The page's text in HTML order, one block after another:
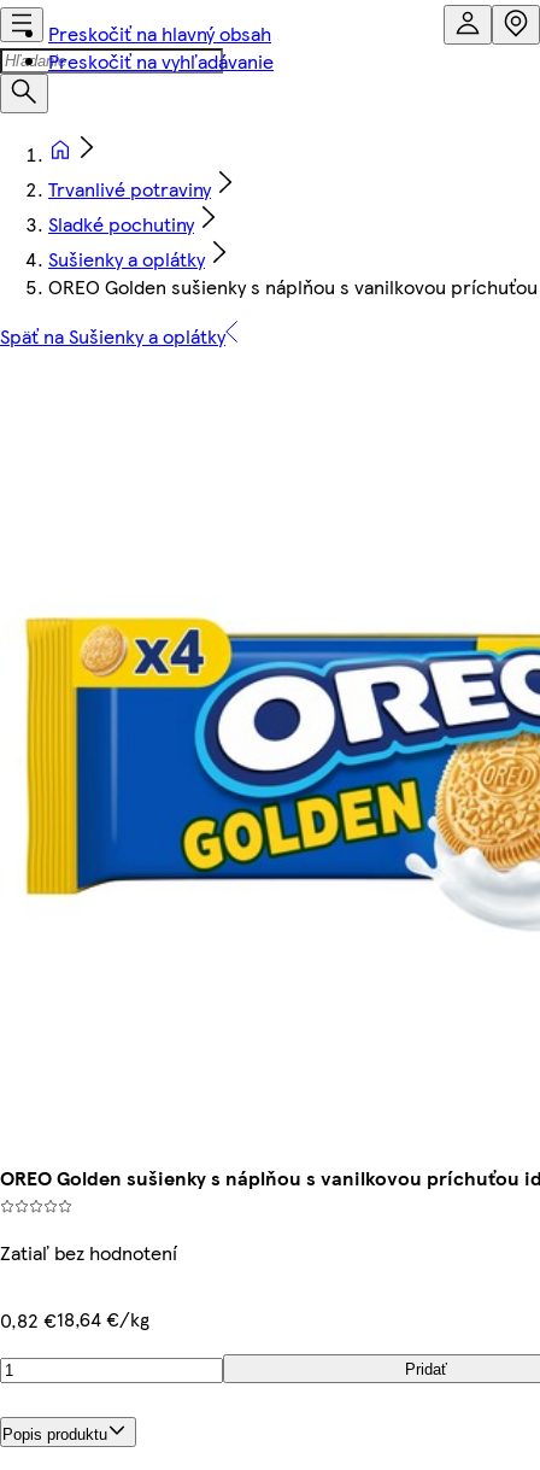
Preskočiť na hlavný obsah
Preskočiť na vyhľadávanie
Trvanlivé potraviny
Sladké pochutiny
Sušienky a oplátky
OREO Golden sušienky s náplňou s vanilkovou
Späť na Sušienky a oplátky
OREO Golden sušienky s náplňou s vanilkovou príchuťou
Zatiaľ bez hodnotení
0,82 €18,64 €/kg
Pridať
Popis produktu